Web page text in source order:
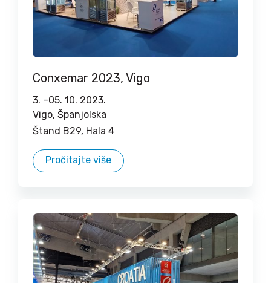
Conxemar 2023, Vigo
3. –05. 10. 2023.
Vigo, Španjolska
Štand B29, Hala 4
Pročitajte više